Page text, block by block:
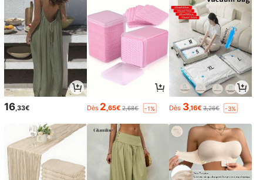
16 ,33€ Dès 2 ,65€ 2,68€ -1% Dès 3,16€ 3,26€ -3%